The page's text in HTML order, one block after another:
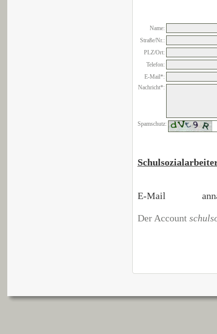
Name:
Straße/Nr.:
PLZ/Ort:
Telefon:
E-Mail*:
Nachricht*:
Spamschutz:
E-Mail
Der Account